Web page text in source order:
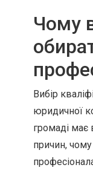
Чому
Вибір
юридичної
громаді має
причин,